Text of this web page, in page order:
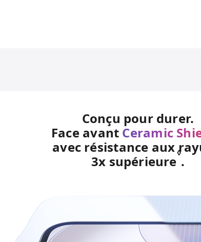
Conçu pour durer.
Face avant Ceramic
avec résistance aux
3x supérieure
◊
.